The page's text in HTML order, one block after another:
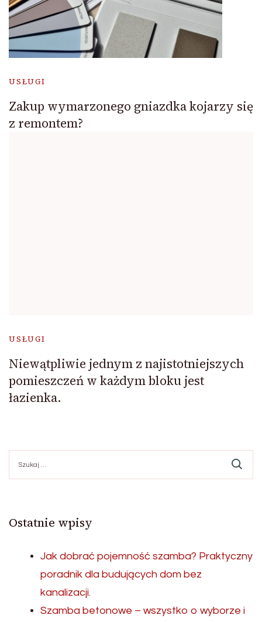
USŁUGI
Zakup wymarzonego gniazdka kojarzy się
z remontem?
USŁUGI
Niewątpliwie jednym z najistotniejszych
pomieszczeń w każdym bloku jest
łazienka.
Ostatnie wpisy
Jak dobrać pojemność szamba? Praktyczny
poradnik dla budujących dom bez
kanalizacji.
Szamba betonowe – wszystko o wyborze i